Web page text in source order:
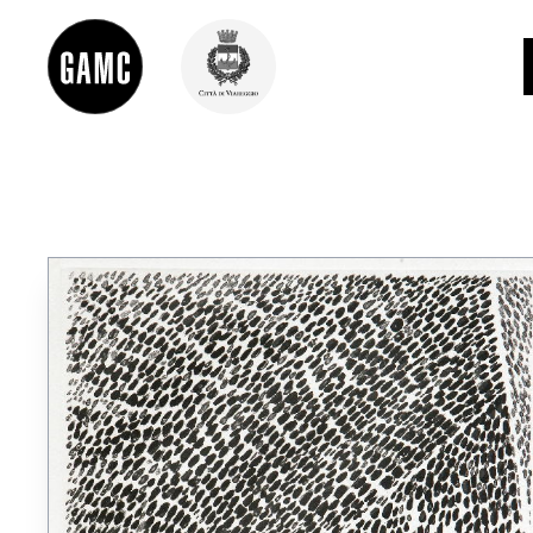
DIDATTICA
SHOP
LE COLLEZIONI
GLI AUTORI
LORENZO VIANI
MOSTRE
EVENTI
PALAZZO DELLE MUSE